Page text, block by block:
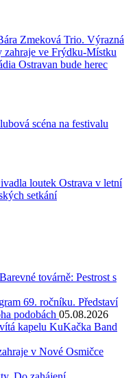
Zmeková Trio. Výrazná
zahraje ve Frýdku-Místku
Ostravan bude herec
scéna na festivalu
loutek Ostrava v letní
setkání
továrně: Pestrost s
69. ročníku. Představí
podobách 05.08.2026
kapelu KuKačka Band
v Nové Osmičce